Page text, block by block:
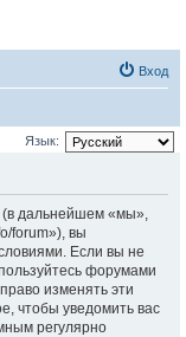
Вход
Язык:
дальнейшем «мы»,
forum»), вы
Если вы не
форумами
изменять эти
чтобы уведомить вас
регулярно